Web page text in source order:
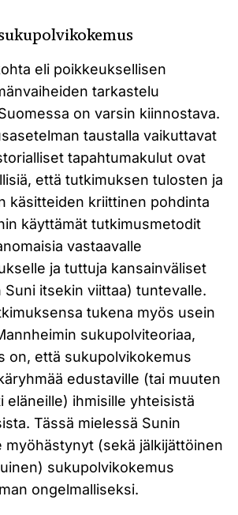
eli poikkeuksellisen
tarkastelu
on varsin kiinnostava.
taustalla vaikuttavat
tapahtumakulut ovat
että tutkimuksen tulosten ja
käsitteiden kriittinen pohdinta
käyttämät tutkimusmetodit
vastaavalle
ja tuttuja kansainväliset
itsekin viittaa) tuntevalle.
tukena myös usein
sukupolviteoriaa,
on, että sukupolvikokemus
edustaville (tai muuten
eläneille) ihmisille yhteisistä
Tässä mielessä Sunin
myöhästynyt (sekä jälkijättöinen
sukupolvikokemus
ongelmalliseksi.